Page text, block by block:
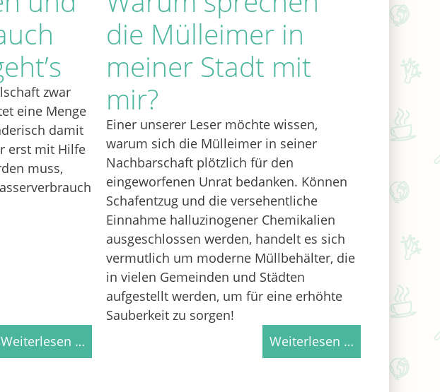
zwar
eine Menge
damit
erst mit Hilfe
muss,
Weiterlesen …
die Mülleimer in
meiner Stadt mit
mir?
Einer unserer Leser möchte wissen,
warum sich die Mülleimer in seiner
Nachbarschaft plötzlich für den
eingeworfenen Unrat bedanken. Können
Schafentzug und die versehentliche
Einnahme halluzinogener Chemikalien
ausgeschlossen werden, handelt es sich
vermutlich um moderne Müllbehälter, die
in vielen Gemeinden und Städten
aufgestellt werden, um für eine erhöhte
Sauberkeit zu sorgen!
Weiterlesen …